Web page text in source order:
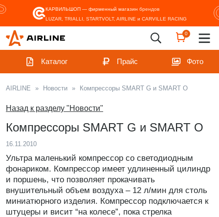
КАРВИЛЬШОП — фирменный магазин брендов
LUZAR, TRIALLI, STARTVOLT, AIRLINE и CARVILLE RACING
0
Каталог Прайс Фото
AIRLINE » Новости » Компрессоры SMART G и SMART O
Назад к разделу "Новости"
Компрессоры SMART G и SMART O
16.11.2010
Ультра маленький компрессор со светодиодным
фонариком. Компрессор имеет удлиненный цилиндр
и поршень, что позволяет прокачивать
внушительный объем воздуха – 12 л/мин для столь
миниатюрного изделия. Компрессор подключается к
штуцеры и висит “на колесе”, пока стрелка